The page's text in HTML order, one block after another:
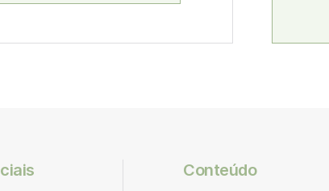
Conteúdo